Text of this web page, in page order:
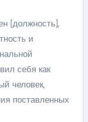
[должность],
и
себя как
человек,
поставленных